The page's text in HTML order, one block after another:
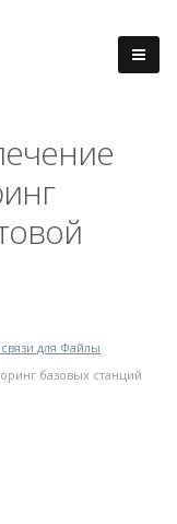
для Файлы
базовых станций